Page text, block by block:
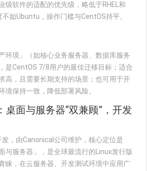
级软件的适配的优先级，略低于RHEL和
如Ubuntu，操作门槛与CentOS持平。
环境」（如核心业务服务器、数据库服务
是CentOS 7/8用户的最佳迁移目标；适合
高，且需要长期支持的场景；也可用于开
境保持一致，降低部署风险。
桌面与服务器“双兼顾”，开发
，由Canonical公司维护，核心定位是
与服务器」，是全球最流行的Linux发行版
睐，在云服务器、开发测试环境中应用广